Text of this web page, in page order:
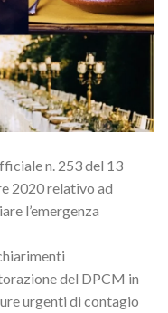
n. 253 del 13
2020 relativo ad
l’emergenza
del DPCM in
urgenti di contagio